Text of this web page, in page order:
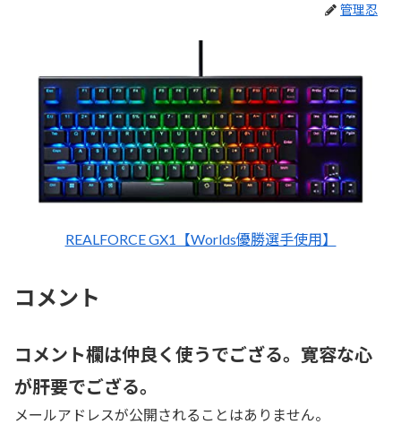
管理忍
REALFORCE GX1【Worlds優勝選手使用】
コメント
コメント欄は仲良く使うでござる。寛容な心
が肝要でござる。
メールアドレスが公開されることはありません。